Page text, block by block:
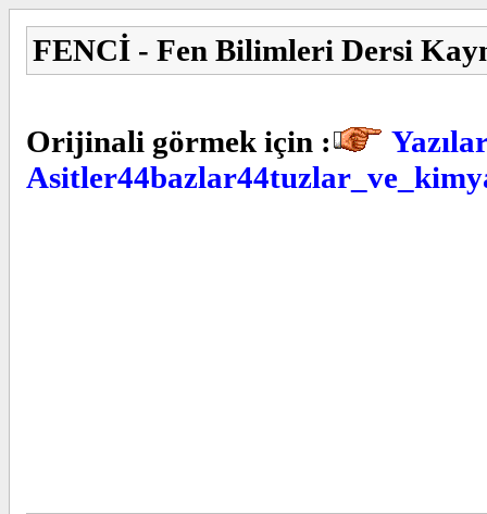
FENCİ - Fen Bilimleri Dersi
Orijinali görmek için :